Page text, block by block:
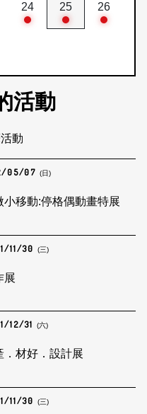
24 25 26
活動
動
05/07 (日)
小移動:停格偶動畫特展
11/30 (三)
展
12/31 (六)
材好．設計展
11/30 (三)